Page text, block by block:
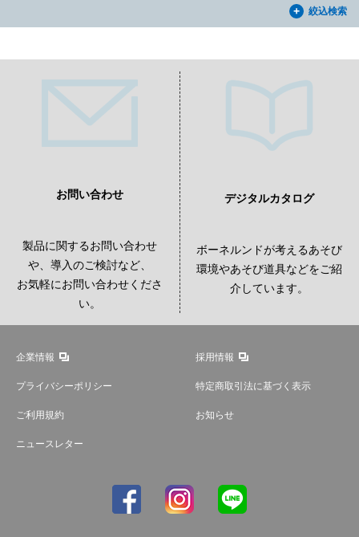
絞込検索
お問い合わせ
製品に関するお問い合わせ
や、導入のご検討など、
お気軽にお問い合わせくださ
い。
デジタルカタログ
ボーネルンドが考えるあそび
環境やあそび道具などをご紹
介しています。
企業情報 採用情報
プライバシーポリシー 特定商取引法に基づく表示
ご利用規約 お知らせ
ニュースレター